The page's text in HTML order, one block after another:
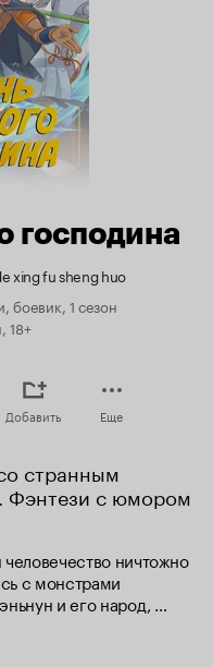
господина
xing fu sheng huo
боевик, 1 сезон
18+
Добавить Еще
странным
Фэнтези с юмором
ничтожно
с монстрами
и его народ,
края развиваются
Богиня